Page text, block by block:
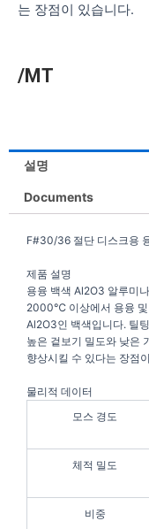
는 장점이 있습니다.
/MT
설명
Documents
F#30/36 절단 디스크용
제품 설명
용융 백색 Al2O3 알루미
2000℃ 이상에서 용융 및
Al2O3인 백색입니다. 틸
높은 겉보기 밀도와 낮은
향상시킬 수 있다는 장점
물리적 데이터
모스 경도
체적 밀도
비중